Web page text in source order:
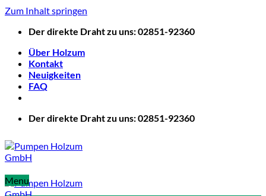
Zum Inhalt springen
Der direkte Draht zu uns: 02851-92360
Über Holzum
Kontakt
Neuigkeiten
FAQ
Der direkte Draht zu uns: 02851-92360
Menu